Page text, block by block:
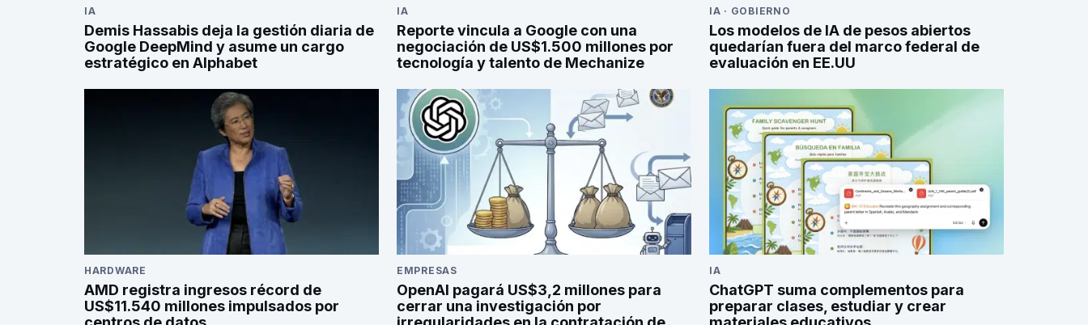
IA
Demis Hassabis deja la gestión diaria de
Google DeepMind y asume un cargo
estratégico en Alphabet
IA
Reporte vincula a Google con una
negociación de US$1.500 millones por
tecnología y talento de Mechanize
IA · GOBIERNO
Los modelos de IA de pesos abiertos
quedarían fuera del marco federal de
evaluación en EE.UU
HARDWARE
AMD registra ingresos récord de
US$11.540 millones impulsados por
EMPRESAS
OpenAI pagará US$3,2 millones para
cerrar una investigación por
IA
ChatGPT suma complementos para
preparar clases, estudiar y crear